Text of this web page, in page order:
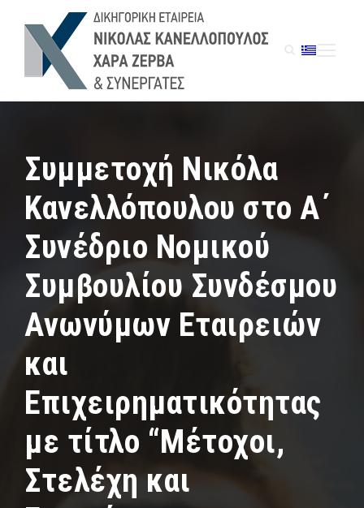
Συμμετοχή Νικόλα
Κανελλόπουλου στο Α΄
Συνέδριο Νομικού
Συμβουλίου Συνδέσμου
Ανωνύμων Εταιρειών
και
Επιχειρηματικότητας
με τίτλο “Μέτοχοι,
Στελέχη και